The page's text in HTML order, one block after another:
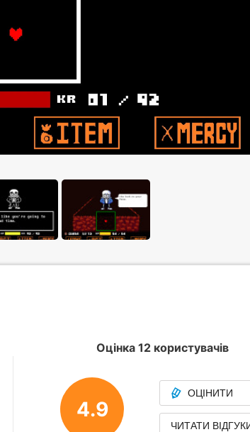
Оцінка 12 користувачів
4.9
ОЦІНИТИ
ЧИТАТИ